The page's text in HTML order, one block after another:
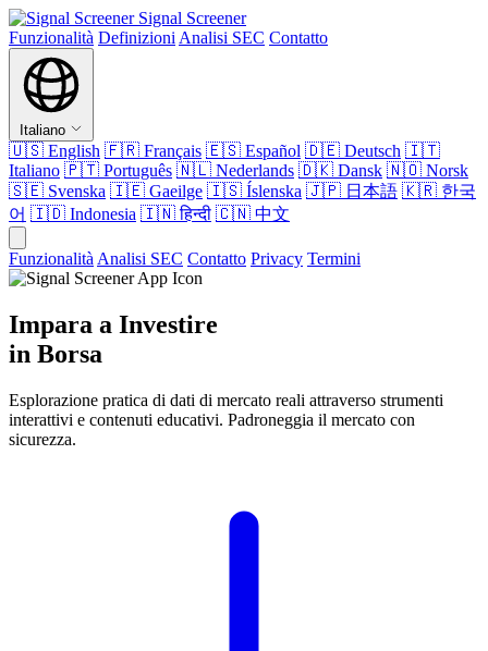
Signal Screener
Funzionalità Definizioni Analisi SEC Contatto
Italiano
🇺🇸 English 🇫🇷 Français 🇪🇸 Español 🇩🇪 Deutsch 🇮🇹
Italiano 🇵🇹 Português 🇳🇱 Nederlands 🇩🇰 Dansk 🇳🇴 Norsk
🇸🇪 Svenska 🇮🇪 Gaeilge 🇮🇸 Íslenska 🇯🇵 日本語 🇰🇷 한국
어 🇮🇩 Indonesia 🇮🇳हिन्दी 🇨🇳 中文
Funzionalità Analisi SEC Contatto Privacy Termini
Impara a Investire
in Borsa
Esplorazione pratica di dati di mercato reali attraverso strumenti
interattivi e contenuti educativi. Padroneggia il mercato con
sicurezza.